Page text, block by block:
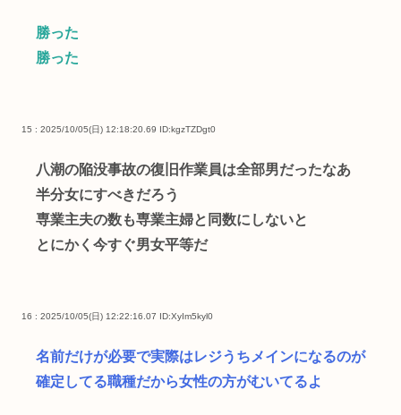
勝った
勝った
15 : 2025/10/05(日) 12:18:20.69 ID:kgzTZDgt0
八潮の陥没事故の復旧作業員は全部男だったなあ
半分女にすべきだろう
専業主夫の数も専業主婦と同数にしないと
とにかく今すぐ男女平等だ
16 : 2025/10/05(日) 12:22:16.07 ID:XyIm5kyl0
名前だけが必要で実際はレジうちメインになるのが
確定してる職種だから女性の方がむいてるよ